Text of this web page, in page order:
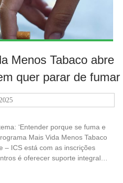
Menos Tabaco abre
quer parar de fumar
‘Entender porque se fuma e
Mais Vida Menos Tabaco
– ICS está com as inscrições
é oferecer suporte integral…